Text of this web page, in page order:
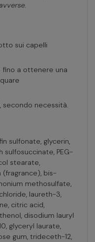
sui capelli
fino a ottenere una
secondo necessità.
sulfonate, glycerin,
PEG-
stearate,
bis-
methosulfate,
laureth-3,
citric acid,
disodium lauryl
glyceryl laurate,
gum, trideceth-12,